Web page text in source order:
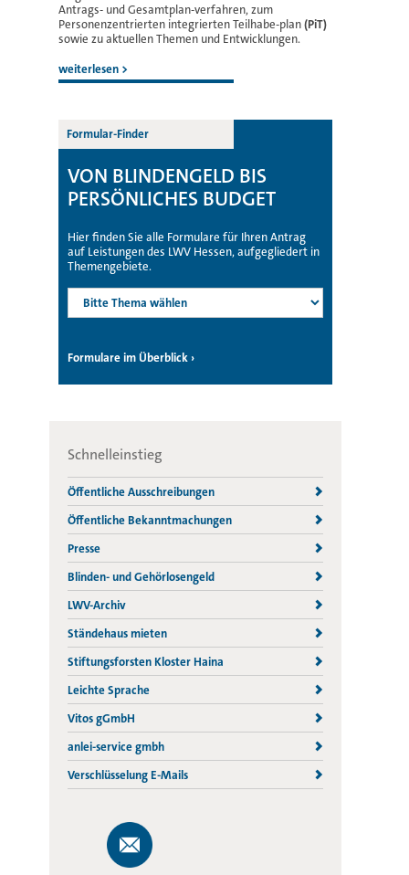
Antrags- und Gesamtplan-verfahren, zum
Personenzentrierten integrierten Teilhabe-plan(PiT)
sowie zu aktuellen Themen und Entwicklungen.
weiterlesen >
Formular-Finder
VON BLINDENGELD BIS
PERSÖNLICHES BUDGET
Hier finden Sie alle Formulare für Ihren Antrag
auf Leistungen des LWV Hessen, aufgegliedert in
Themengebiete.
Formulare im Überblick ›
Schnelleinstieg
Öffentliche Ausschreibungen
Öffentliche Bekanntmachungen
Presse
Blinden- und Gehörlosengeld
LWV-Archiv
Ständehaus mieten
Stiftungsforsten Kloster Haina
Leichte Sprache
Vitos gGmbH
anlei-service gmbh
Verschlüsselung E-Mails